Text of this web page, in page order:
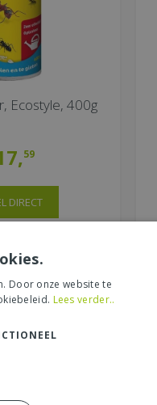
Ecostyle, 400g
,59
DIRECT
Door onze website te
Lees verder..